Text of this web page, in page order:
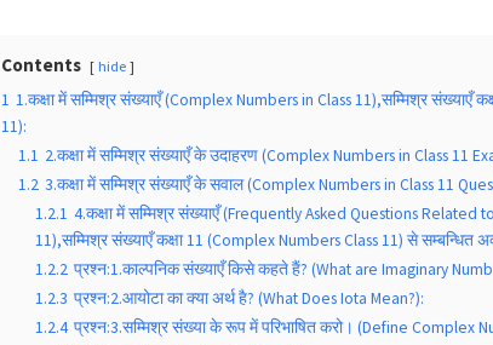
Contents hide
1 1.कक्षा में सम्मिश्र संख्याएँ (Complex Numbers in Class 11),सम्मिश्र संख्याएँ
11):
1.1 2.कक्षा में सम्मिश्र संख्याएँ के उदाहरण (Complex Numbers in Class 11
1.2 3.कक्षा में सम्मिश्र संख्याएँ के सवाल (Complex Numbers in Class 11
1.2.1 4.कक्षा में सम्मिश्र संख्याएँ (Frequently Asked Questions Related
11),सम्मिश्र संख्याएँ कक्षा 11 (Complex Numbers Class 11) से सम्बन्धित
1.2.2 प्रश्न:1.काल्पनिक संख्याएँ किसे कहते हैं? (What are Imaginary
1.2.3 प्रश्न:2.आयोटा का क्या अर्थ है? (What Does Iota Mean?):
1.2.4 प्रश्न:3.सम्मिश्र संख्या के रूप में परिभाषित करो। (Define Complex